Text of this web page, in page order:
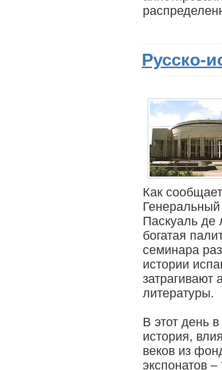
Русско-
Как
Паскуаль де
богатая
семинара
истории
затрагивают
литературы.
В этот день
история,
веков из
экспонатов